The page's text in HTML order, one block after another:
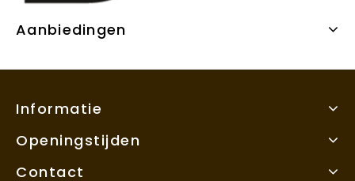
Aanbiedingen
Informatie
Openingstijden
Contact